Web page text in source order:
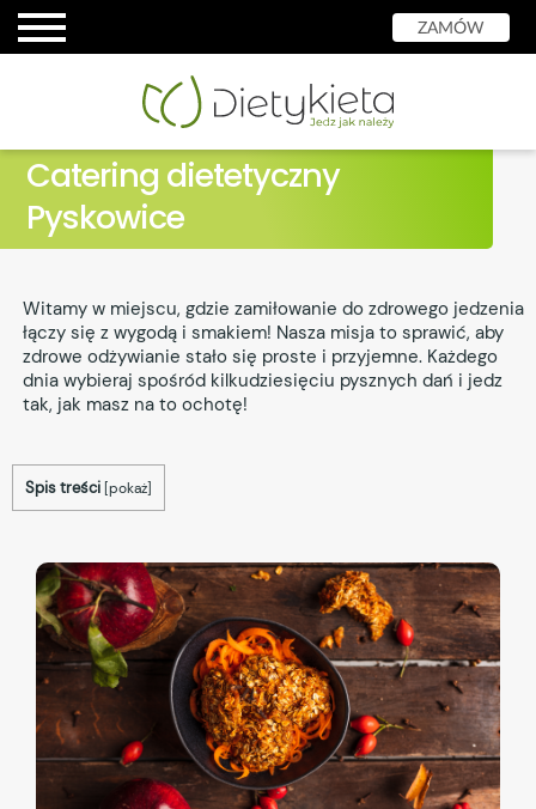
ZAMÓW
Catering dietetyczny
Pyskowice
Witamy w miejscu, gdzie zamiłowanie do zdrowego jedzenia
łączy się z wygodą i smakiem! Nasza misja to sprawić, aby
zdrowe odżywianie stało się proste i przyjemne. Każdego
dnia wybieraj spośród kilkudziesięciu pysznych dań i jedz
tak, jak masz na to ochotę!
Spis treści [pokaż]